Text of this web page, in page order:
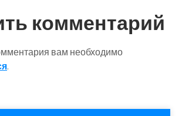
комментарий
вам необходимо
.